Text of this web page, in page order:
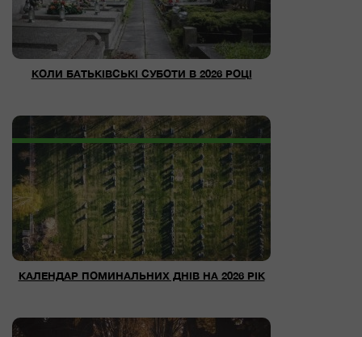
КОЛИ БАТЬКІВСЬКІ СУБОТИ В 2026 РОЦІ
КАЛЕНДАР ПОМИНАЛЬНИХ ДНІВ НА 2026 РІК